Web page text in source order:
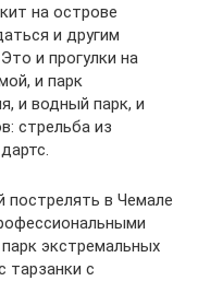
на острове
и другим
и прогулки на
и парк
и водный парк, и
стрельба из
пострелять в Чемале
экстремальных
тарзанки с